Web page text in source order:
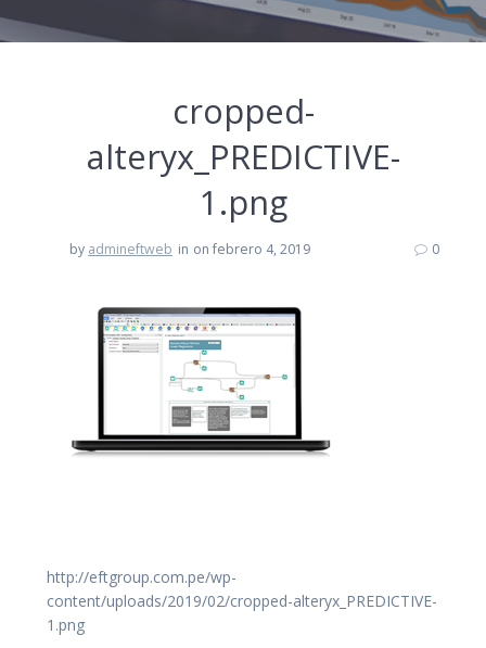
cropped-
alteryx_PREDICTIVE-
1.png
by admineftweb in on febrero 4, 2019 0
http://eftgroup.com.pe/wp-
content/uploads/2019/02/cropped-alteryx_PREDICTIVE-
1.png